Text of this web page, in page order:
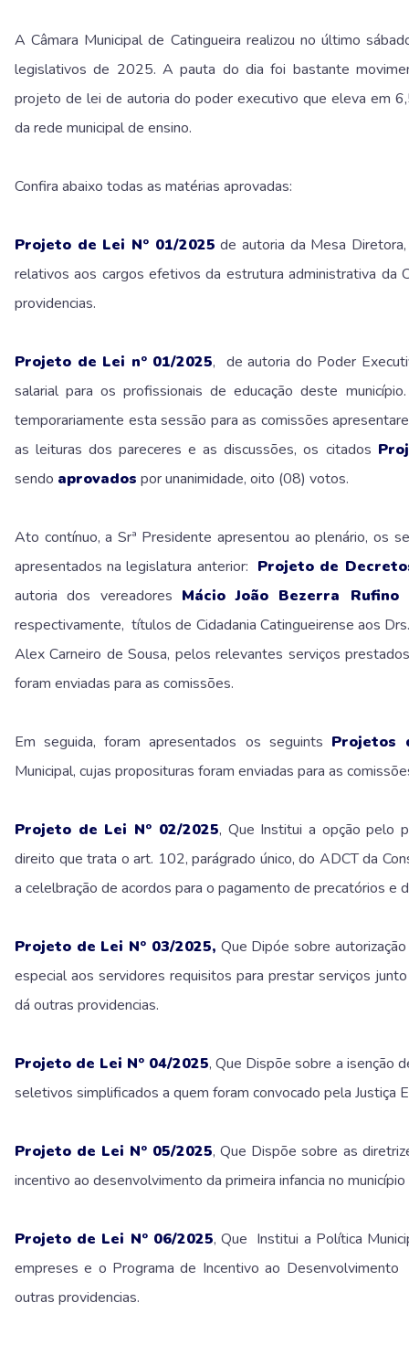
A Câmara Municipal de Catingueira realizou no último
legislativos de 2025. A pauta do dia foi bastante
projeto de lei de autoria do poder executivo que eleva em
da rede municipal de ensino.
Confira abaixo todas as matérias aprovadas:
Projeto de Lei Nº 01/2025 de autoria da Mesa
relativos aos cargos efetivos da estrutura administrativa da
providencias.
Projeto de Lei nº 01/2025, de autoria do Poder
salarial para os profissionais de educação deste
temporariamente esta sessão para as comissões
as leituras dos pareceres e as discussões, os citados
sendo aprovados por unanimidade, oito (08) votos.
Ato contínuo, a Srª Presidente apresentou ao plenário, os
apresentados na legislatura anterior: Projeto de
autoria dos vereadores Mácio João Bezerra Rufino
respectivamente, títulos de Cidadania Catingueirense aos
Alex Carneiro de Sousa, pelos relevantes serviços
foram enviadas para as comissões.
Em seguida, foram apresentados os seguints Projetos
Municipal, cujas proposituras foram enviadas para as
Projeto de Lei Nº 02/2025, Que Institui a opção pelo
direito que trata o art. 102, parágrado único, do ADCT da
a celelbração de acordos para o pagamento de precatórios e
Projeto de Lei Nº 03/2025, Que Dipóe sobre
especial aos servidores requisitos para prestar serviços
dá outras providencias.
Projeto de Lei Nº 04/2025, Que Dispõe sobre a isenção
seletivos simplificados a quem foram convocado pela
Projeto de Lei Nº 05/2025, Que Dispõe sobre as
incentivo ao desenvolvimento da primeira infancia no
Projeto de Lei Nº 06/2025, Que Institui a Política
empreses e o Programa de Incentivo ao
outras providencias.